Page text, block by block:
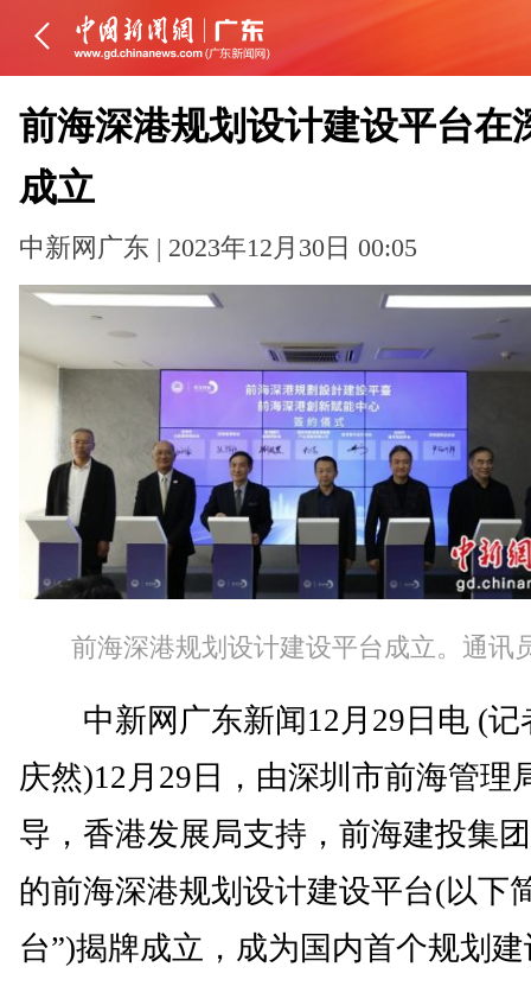
前海深港规划设计建设平台在
成立
中新网广东 | 2023年12月30日 00:05
前海深港规划设计建设平台成立。通讯
中新网广东新闻12月29日电 (记
庆然)12月29日，由深圳市前海管理
导，香港发展局支持，前海建投集
的前海深港规划设计建设平台(以下
台”)揭牌成立，成为国内首个规划